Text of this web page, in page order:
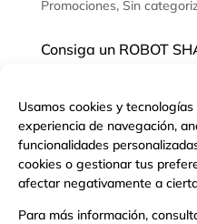
Usamos cookies y
experiencia de navegación,
funcionalidades
cookies o gestionar tus
afectar negativamente a
Para más información,
Promociones, Sin
Consiga un ROBOT
DOSIFICADOR
año consecutivo
nuestro concurso para
limpiafondos eléctrico
INVERNAJE con